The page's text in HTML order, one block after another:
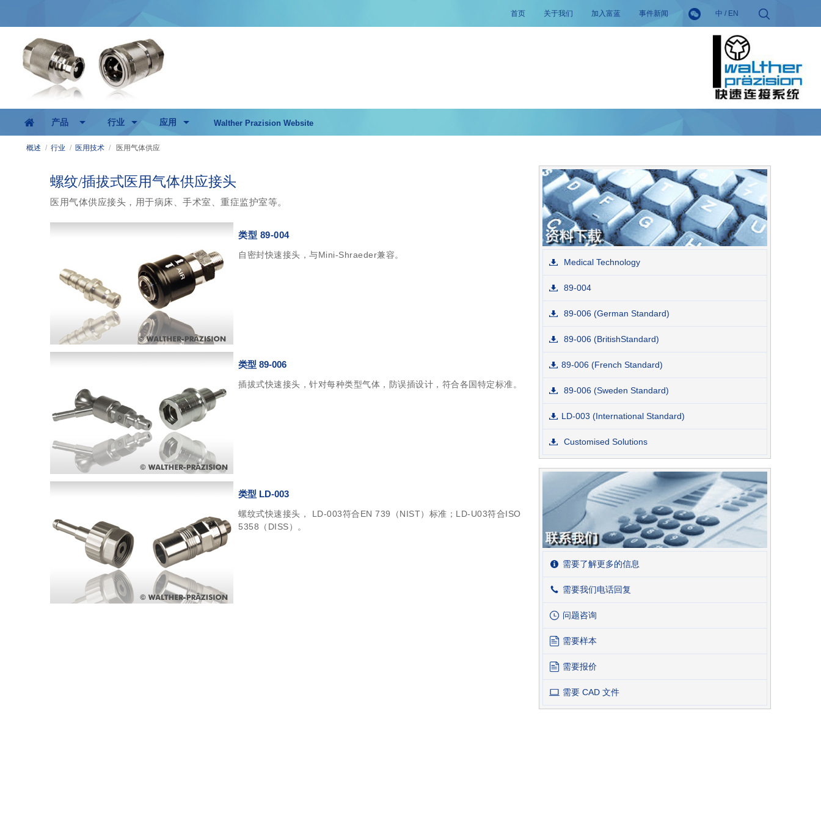
首页 关于我们 加入富蓝 事件新闻 中 / EN
产品 行业 应用 Walther Prazision Website
概述 / 行业 / 医用技术 / 医用气体供应
螺纹/插拔式医用气体供应接头
医用气体供应接头，用于病床、手术室、重症监护室等。
类型 89-004
自密封快速接头，与Mini-Shraeder兼容。
类型 89-006
插拔式快速接头，针对每种类型气体，防误插设计，符合各国特定标准。
类型 LD-003
螺纹式快速接头， LD-003符合EN 739（NIST）标准；LD-U03符合ISO
5358（DISS）。
Medical Technology
89-004
89-006 (German Standard)
89-006 (BritishStandard)
89-006 (French Standard)
89-006 (Sweden Standard)
LD-003 (International Standard)
Customised Solutions
需要了解更多的信息
需要我们电话回复
问题咨询
需要样本
需要报价
需要 CAD 文件